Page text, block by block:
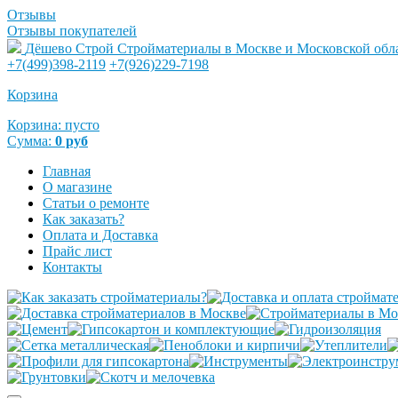
Отзывы
Отзывы покупателей
Дёшево Строй Стройматериалы в Москве и Московской
+7(499)398-2119 +7(926)229-7198
Корзина
Корзина: пусто
Сумма: 0 руб
Главная
О магазине
Статьи о ремонте
Как заказать?
Оплата и Доставка
Прайс лист
Контакты